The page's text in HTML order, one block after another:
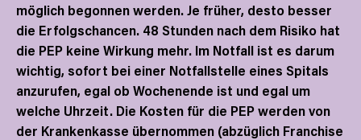
möglich begonnen werden. Je früher, desto besser
die Erfolgschancen. 48 Stunden nach dem Risiko hat
die PEP keine Wirkung mehr. Im Notfall ist es darum
wichtig, sofort bei einer Notfallstelle eines Spitals
anzurufen, egal ob Wochenende ist und egal um
welche Uhrzeit. Die Kosten für die PEP werden von
der Krankenkasse übernommen (abzüglich Franchise